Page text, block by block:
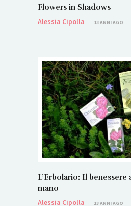
Flowers in Shadows
Alessia Cipolla
13 ANNI AGO
L’Erbolario: Il benessere
mano
Alessia Cipolla
13 ANNI AGO